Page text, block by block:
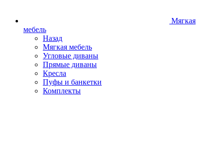
Мягкая
мебель
Назад
Мягкая мебель
Угловые диваны
Прямые диваны
Кресла
Пуфы и банкетки
Комплекты